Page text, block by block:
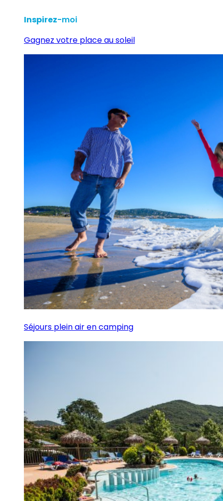
Inspirez-moi
Gagnez votre place au soleil
Séjours plein air en camping